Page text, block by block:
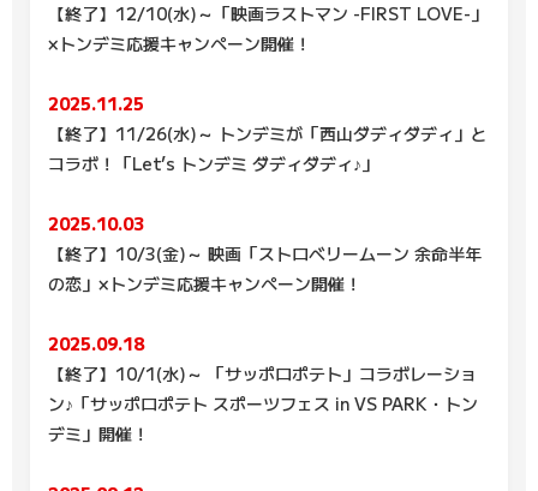
【終了】12/10(水)～「映画ラストマン -FIRST LOVE-」
×トンデミ応援キャンペーン開催！
2025.11.25
【終了】11/26(水)～ トンデミが「西山ダディダディ」と
コラボ！「Let’s トンデミ ダディダディ♪」
2025.10.03
【終了】10/3(金)～ 映画「ストロベリームーン 余命半年
の恋」×トンデミ応援キャンペーン開催！
2025.09.18
【終了】10/1(水)～ 「サッポロポテト」コラボレーショ
ン♪「サッポロポテト スポーツフェス in VS PARK・トン
デミ」開催！